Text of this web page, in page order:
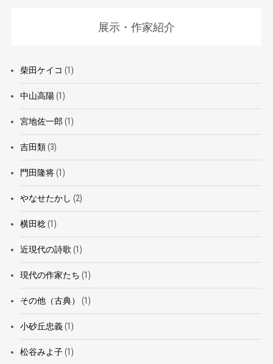
展示・作家紹介
柴田ケイコ (1)
中山高陽(1)
宮地佐一郎 (1)
吉田類(3)
門田隆将(1)
やなせたかし (2)
横田稔(1)
近現代の詩歌 (1)
現代の作家たち (1)
その他（古典） (1)
小砂丘忠義(1)
松谷みよ子(1)